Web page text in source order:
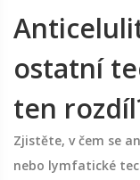
ostatní
ten
Zjistěte, v čem se
nebo lymfatické